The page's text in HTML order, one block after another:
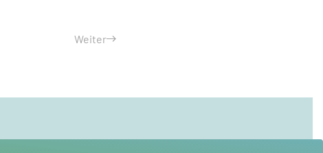
Weiter